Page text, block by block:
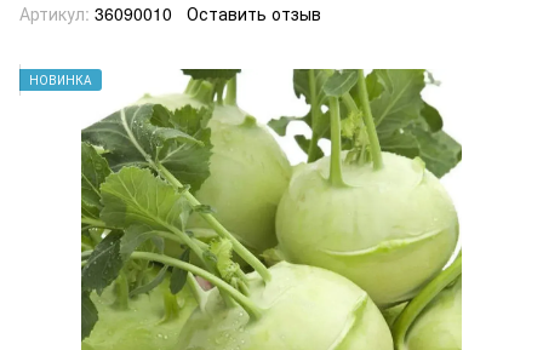
Артикул: 36090010 Оставить отзыв
НОВИНКА